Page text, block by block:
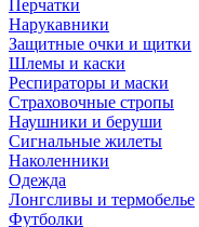
Перчатки
Нарукавники
Защитные очки и щитки
Шлемы и каски
Респираторы и маски
Страховочные стропы
Наушники и беруши
Сигнальные жилеты
Наколенники
Одежда
Лонгсливы и термобелье
Футболки